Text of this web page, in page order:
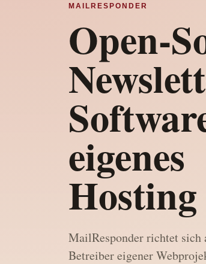
MAILRESPONDER
Open-
eigenes
Hosting
MailResponder richtet sich
Betreiber eigener